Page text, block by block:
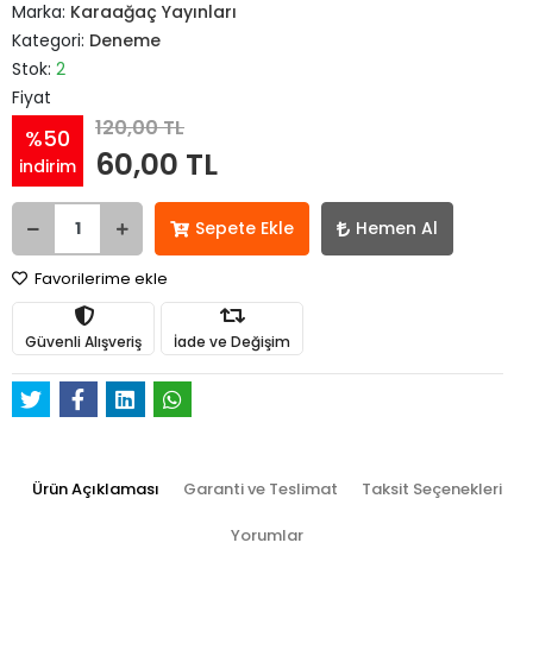
Marka: Karaağaç Yayınları
Kategori: Deneme
Stok: 2
Fiyat
%50
indirim
120,00 TL
60,00 TL
Sepete Ekle Hemen Al
Favorilerime ekle
Güvenli Alışveriş İade ve Değişim
Ürün Açıklaması Garanti ve Teslimat Taksit Seçenekleri
Yorumlar